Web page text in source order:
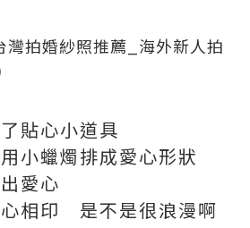
貼心小道具
小蠟燭排成愛心形狀
愛心
相印 是不是很浪漫啊